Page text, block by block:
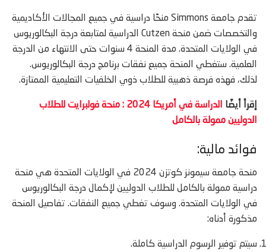
تقدم جامعة Simmons منحًا دراسية في جميع المجالات الأكاديمية
والتخصصات ضمن منحة Cutzen الدراسية لمتابعة درجة البكالوريوس
في الولايات المتحدة. مدة المنحة 4 سنوات حتى الانتهاء من الدرجة
العلمية. ستغطي المنحة جميع نفقات برنامج درجة البكالوريوس.
لذلك، فهذه فرصة ذهبية للطلاب ذوي الخلفيات التعليمية الممتازة.
إقرأ أيضًا
الدراسة في أمريكا 2024 : منحة فولبرايت للطلاب
الدوليين ممولة بالكامل
فوائد مالية:
منحة جامعة سيمونز كوتزن 2024 في الولايات المتحدة هي منحة
دراسية ممولة بالكامل للطلاب الدوليين لإكمال درجة البكالوريوس
في الولايات المتحدة. وسوف تغطي جميع النفقات. تفاصيل المنحة
مذكورة أدناه:
سيتم توفير الرسوم الدراسية كاملة.